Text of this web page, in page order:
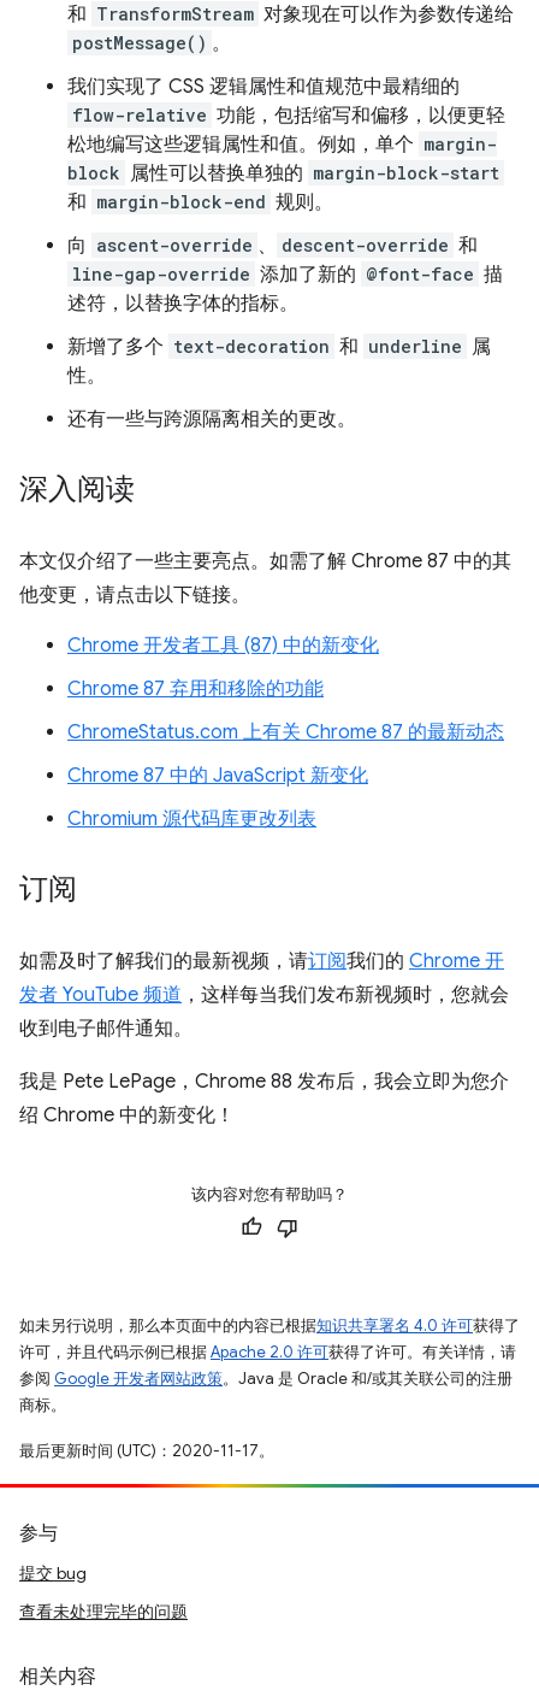
和 TransformStream 对象现在可以作为参数传递给
postMessage() 。
我们实现了 CSS 逻辑属性和值规范中最精细的
flow-relative 功能，包括缩写和偏移，以便更轻
松地编写这些逻辑属性和值。例如，单个 margin-
block 属性可以替换单独的 margin-block-start
和 margin-block-end 规则。
向 ascent-override 、 descent-override 和
line-gap-override 添加了新的 @font-face 描
述符，以替换字体的指标。
新增了多个 text-decoration 和 underline 属
性。
还有一些与跨源隔离相关的更改。
深入阅读
本文仅介绍了一些主要亮点。如需了解 Chrome 87 中的其
他变更，请点击以下链接。
Chrome 开发者工具 (87) 中的新变化
Chrome 87 弃用和移除的功能
ChromeStatus.com 上有关 Chrome 87 的最新动态
Chrome 87 中的 JavaScript 新变化
Chromium 源代码库更改列表
订阅
如需及时了解我们的最新视频，请订阅我们的 Chrome 开
发者 YouTube 频道 ，这样每当我们发布新视频时，您就会
收到电子邮件通知。
我是 Pete LePage，Chrome 88 发布后，我会立即为您介
绍 Chrome 中的新变化！
该内容对您有帮助吗？
如未另行说明，那么本页面中的内容已根据知识共享署名 4.0 许可获得了
许可，并且代码示例已根据Apache 2.0 许可获得了许可。有关详情，请
参阅 Google 开发者网站政策。Java 是 Oracle 和/或其关联公司的注册
商标。
最后更新时间 (UTC)：2020-11-17。
参与
提交 bug
查看未处理完毕的问题
相关内容